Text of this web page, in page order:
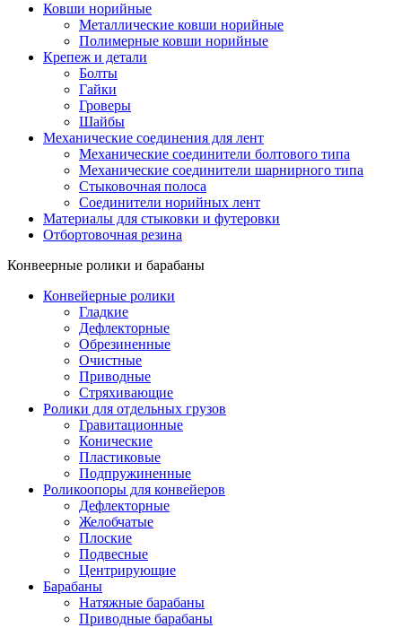
Ковши норийные
Металлические ковши норийные
Полимерные ковши норийные
Крепеж и детали
Болты
Гайки
Гроверы
Шайбы
Механические соединения для лент
Механические соединители болтового типа
Механические соединители шарнирного типа
Стыковочная полоса
Соединители норийных лент
Материалы для стыковки и футеровки
Отбортовочная резина
Конвеерные ролики и барабаны
Конвейерные ролики
Гладкие
Дефлекторные
Обрезиненные
Очистные
Приводные
Стряхивающие
Ролики для отдельных грузов
Гравитационные
Конические
Пластиковые
Подпружиненные
Роликоопоры для конвейеров
Дефлекторные
Желобчатые
Плоские
Подвесные
Центрирующие
Барабаны
Натяжные барабаны
Приводные барабаны